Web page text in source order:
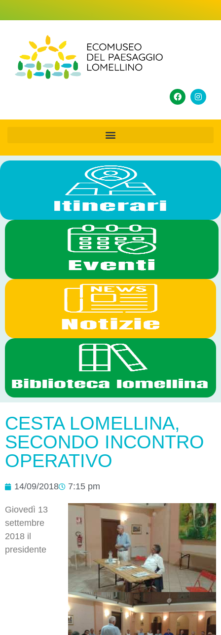
CESTA LOMELLINA,
SECONDO INCONTRO
OPERATIVO
14/09/2018 7:15 pm
Giovedì 13
settembre
2018 il
presidente